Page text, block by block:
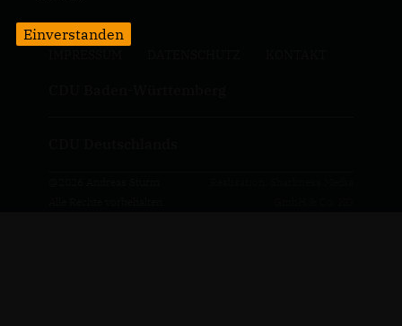
Einverstanden